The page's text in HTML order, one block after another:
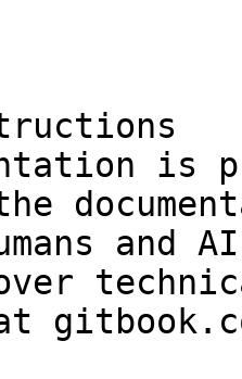
is
and
over